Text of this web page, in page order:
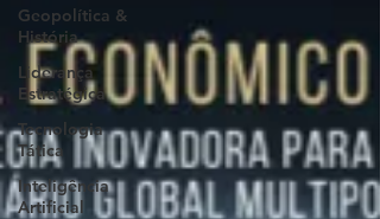
Geopolítica &
História
Liderança
Estratégica
Tecnologia
Tática
Inteligência
Artificial